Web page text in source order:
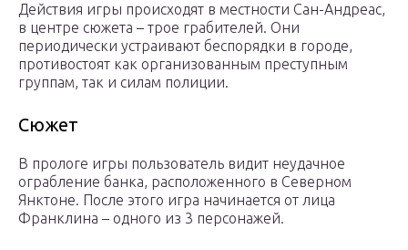
Действия игры происходят в местности Сан-Андреас,
в центре сюжета – трое грабителей. Они
периодически устраивают беспорядки в городе,
противостоят как организованным преступным
группам, так и силам полиции.
Сюжет
В прологе игры пользователь видит неудачное
ограбление банка, расположенного в Северном
Янктоне. После этого игра начинается от лица
Франклина – одного из 3 персонажей.